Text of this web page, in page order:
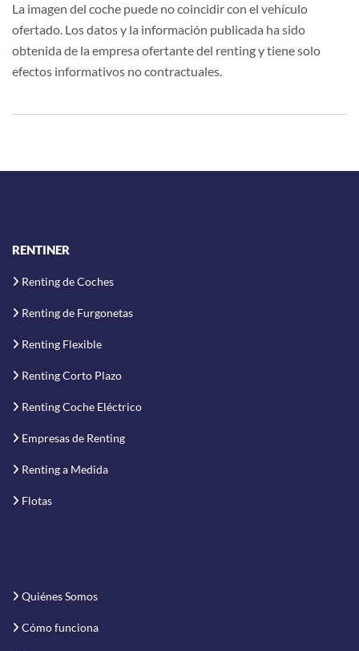
La imagen del coche puede no coincidir con el vehículo
ofertado. Los datos y la información publicada ha sido
obtenida de la empresa ofertante del renting y tiene solo
efectos informativos no contractuales.
RENTINER
Renting de Coches
Renting de Furgonetas
Renting Flexible
Renting Corto Plazo
Renting Coche Eléctrico
Empresas de Renting
Renting a Medida
Flotas
Quiénes Somos
Cómo funciona